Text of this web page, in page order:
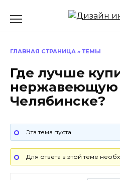
ГЛАВНАЯ СТРАНИЦА » ТЕМЫ
Где лучше
нержавеющую
Челябинске?
Эта тема пуста.
Для ответа в этой теме